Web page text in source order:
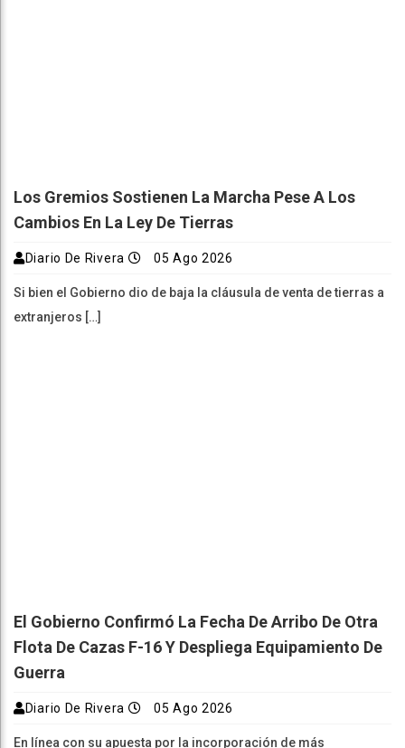
Los Gremios Sostienen La Marcha Pese A Los
Cambios En La Ley De Tierras
Diario De Rivera 05 Ago 2026
Si bien el Gobierno dio de baja la cláusula de venta de tierras a
extranjeros […]
El Gobierno Confirmó La Fecha De Arribo De Otra
Flota De Cazas F-16 Y Despliega Equipamiento De
Guerra
Diario De Rivera 05 Ago 2026
En línea con su apuesta por la incorporación de más